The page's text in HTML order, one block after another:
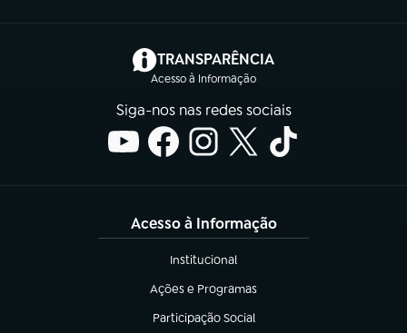
TRANSPARÊNCIA
Acesso à Informação
(abre em nova aba)
Siga-nos nas redes sociais
Acesso à Informação
Institucional
(abre em nova aba)
Ações e Programas
(abre em nova aba)
Participação Social
(abre em nova aba)